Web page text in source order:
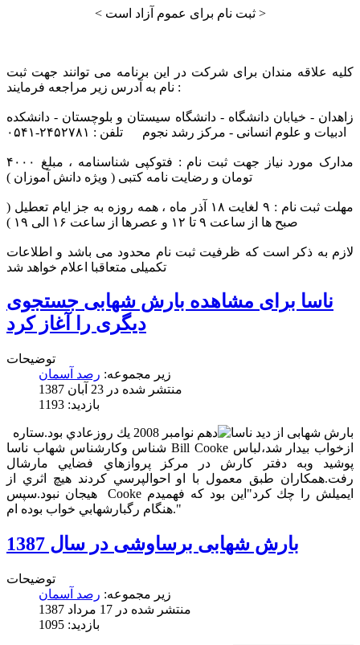
< ثبت نام برای عموم آزاد است >
کلیه علاقه مندان برای شرکت در این برنامه می توانند جهت ثبت
نام به آدرس زیر مراجعه فرمایند :
زاهدان - خیابان دانشگاه - دانشگاه سیستان و بلوچستان - دانشکده
ادبیات و علوم انسانی - مرکز رشد نجوم تلفن : ۲۴۵۲۷۸۱-۰۵۴۱
مدارک مورد نیاز جهت ثبت نام : فتوکپی شناسنامه ، مبلغ ۴۰۰۰
تومان و رضایت نامه کتبی ( ویژه دانش آموزان )
مهلت ثبت نام : ۹ لغایت ۱۸ آذر ماه ، همه روزه به جز ایام تعطیل (
صبح ها از ساعت ۹ تا ۱۲ و عصرها از ساعت ۱۶ الی ۱۹ )
لازم به ذکر است که ظرفیت ثبت نام محدود می باشد و اطلاعات
تکمیلی متعاقبا اعلام خواهد شد
ناسا برای مشاهده بارش شهابی جستجوی
دیگری را آغاز کرد
توضیحات
زیر مجموعه: رصد آسمان
منتشر شده در 23 آبان 1387
بازدید: 1193
شناس وكارشناس شهاب ناسا Bill Cooke ازخواب بيدار شد،لباس
پوشيد وبه دفتر كارش در مركز پروازهاي فضايي مارشال
رفت.همكاران طبق معمول با او احوالپرسي كردند هيچ اثري از
هيجان نبود.سپس ‍ Cooke ايميلش را چك كرد"اين بود كه فهميدم
هنگام رگبارشهابي خواب بوده ام."
بارش شهابی برساوشی در سال 1387
توضیحات
زیر مجموعه: رصد آسمان
منتشر شده در 17 مرداد 1387
بازدید: 1095